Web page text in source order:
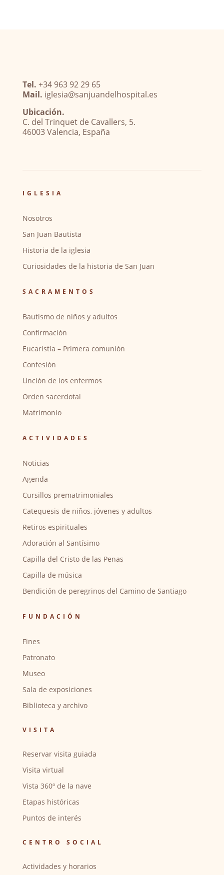
Tel. +34 963 92 29 65
Mail. iglesia@sanjuandelhospital.es
Ubicación.
C. del Trinquet de Cavallers, 5.
46003 Valencia, España
IGLESIA
Nosotros
San Juan Bautista
Historia de la iglesia
Curiosidades de la historia de San Juan
SACRAMENTOS
Bautismo de niños y adultos
Confirmación
Eucaristía – Primera comunión
Confesión
Unción de los enfermos
Orden sacerdotal
Matrimonio
ACTIVIDADES
Noticias
Agenda
Cursillos prematrimoniales
Catequesis de niños, jóvenes y adultos
Retiros espirituales
Adoración al Santísimo
Capilla del Cristo de las Penas
Capilla de música
Bendición de peregrinos del Camino de Santiago
FUNDACIÓN
Fines
Patronato
Museo
Sala de exposiciones
Biblioteca y archivo
VISITA
Reservar visita guiada
Visita virtual
Vista 360º de la nave
Etapas históricas
Puntos de interés
CENTRO SOCIAL
Actividades y horarios